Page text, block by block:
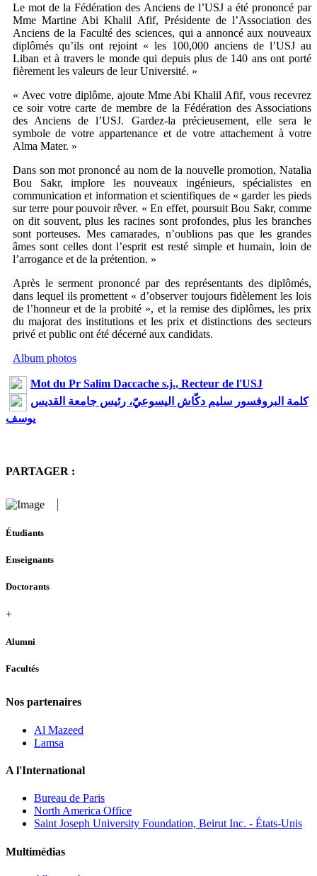
Le mot de la Fédération des Anciens de l’USJ a été prononcé par
Mme Martine Abi Khalil Afif, Présidente de l’Association des
Anciens de la Faculté des sciences, qui a annoncé aux nouveaux
diplômés qu’ils ont rejoint « les 100,000 anciens de l’USJ au
Liban et à travers le monde qui depuis plus de 140 ans ont porté
fièrement les valeurs de leur Université. »
« Avec votre diplôme, ajoute Mme Abi Khalil Afif, vous recevrez
ce soir votre carte de membre de la Fédération des Associations
des Anciens de l’USJ. Gardez-la précieusement, elle sera le
symbole de votre appartenance et de votre attachement à votre
Alma Mater. »
Dans son mot prononcé au nom de la nouvelle promotion, Natalia
Bou Sakr, implore les nouveaux ingénieurs, spécialistes en
communication et information et scientifiques de « garder les pieds
sur terre pour pouvoir rêver. « En effet, poursuit Bou Sakr, comme
on dit souvent, plus les racines sont profondes, plus les branches
sont porteuses. Mes camarades, n’oublions pas que les grandes
âmes sont celles dont l’esprit est resté simple et humain, loin de
l’arrogance et de la prétention. »
Après le serment prononcé par des représentants des diplômés,
dans lequel ils promettent « d’observer toujours fidèlement les lois
de l’honneur et de la probité », et la remise des diplômes, les prix
du majorat des institutions et les prix et distinctions des secteurs
privé et public ont été décerné aux candidats.
Album photos
Mot du Pr Salim Daccache s.j., Recteur de l'USJ
كلمة البروفسور سليم دكّاش اليسوعيّ، رئيس جامعة القديس
يوسف
PARTAGER :
Étudiants
Enseignants
Doctorants
+
Alumni
Facultés
Nos partenaires
Al Mazeed
Lamsa
A l'International
Bureau de Paris
North America Office
Saint Joseph University Foundation, Beirut Inc. - États-Unis
Multimédias